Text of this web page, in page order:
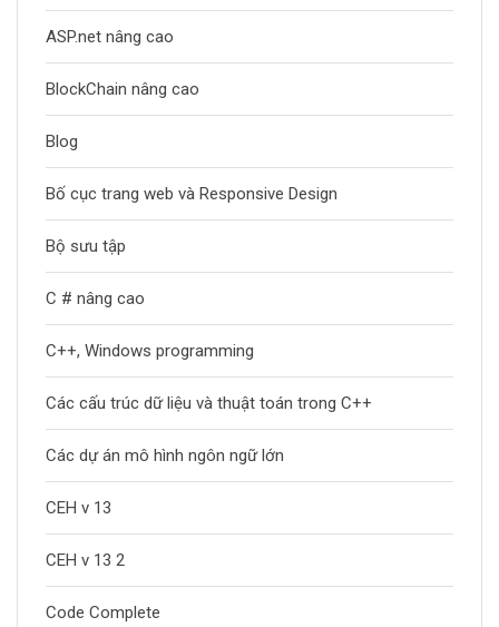
ASP.net nâng cao
BlockChain nâng cao
Blog
Bố cục trang web và Responsive Design
Bộ sưu tập
C # nâng cao
C++, Windows programming
Các cấu trúc dữ liệu và thuật toán trong C++
Các dự án mô hình ngôn ngữ lớn
CEH v 13
CEH v 13 2
Code Complete